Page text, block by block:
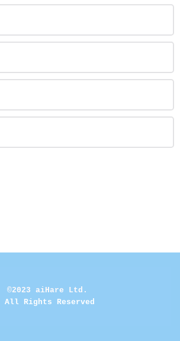
©2023 aiHare Ltd.
All Rights Reserved